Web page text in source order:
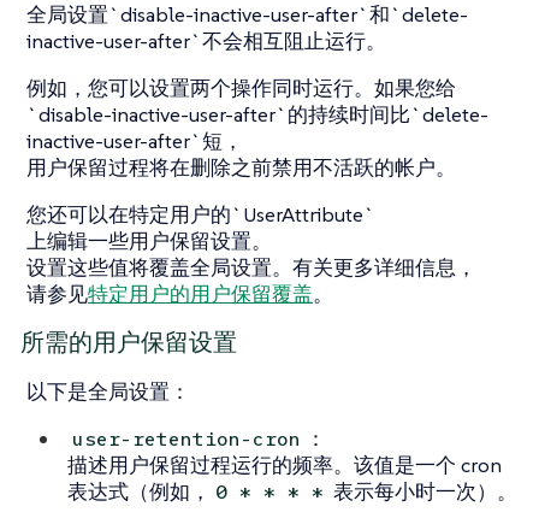
全局设置`disable-inactive-user-after`和`delete-
inactive-user-after`不会相互阻止运行。
例如，您可以设置两个操作同时运行。如果您给
`disable-inactive-user-after`的持续时间比`delete-
inactive-user-after`短，
用户保留过程将在删除之前禁用不活跃的帐户。
您还可以在特定用户的`UserAttribute`
上编辑一些用户保留设置。
设置这些值将覆盖全局设置。有关更多详细信息，
请参见特定用户的用户保留覆盖。
所需的用户保留设置
以下是全局设置：
user-retention-cron
：
描述用户保留过程运行的频率。该值是一个 cron
表达式（例如， 0 * * * * 表示每小时一次）。